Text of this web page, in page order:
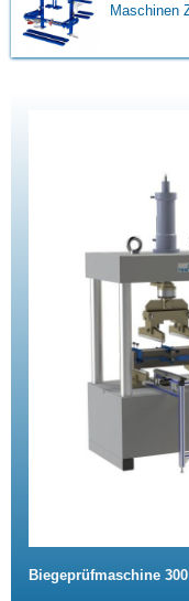
Maschinen
Biegeprüfmaschine